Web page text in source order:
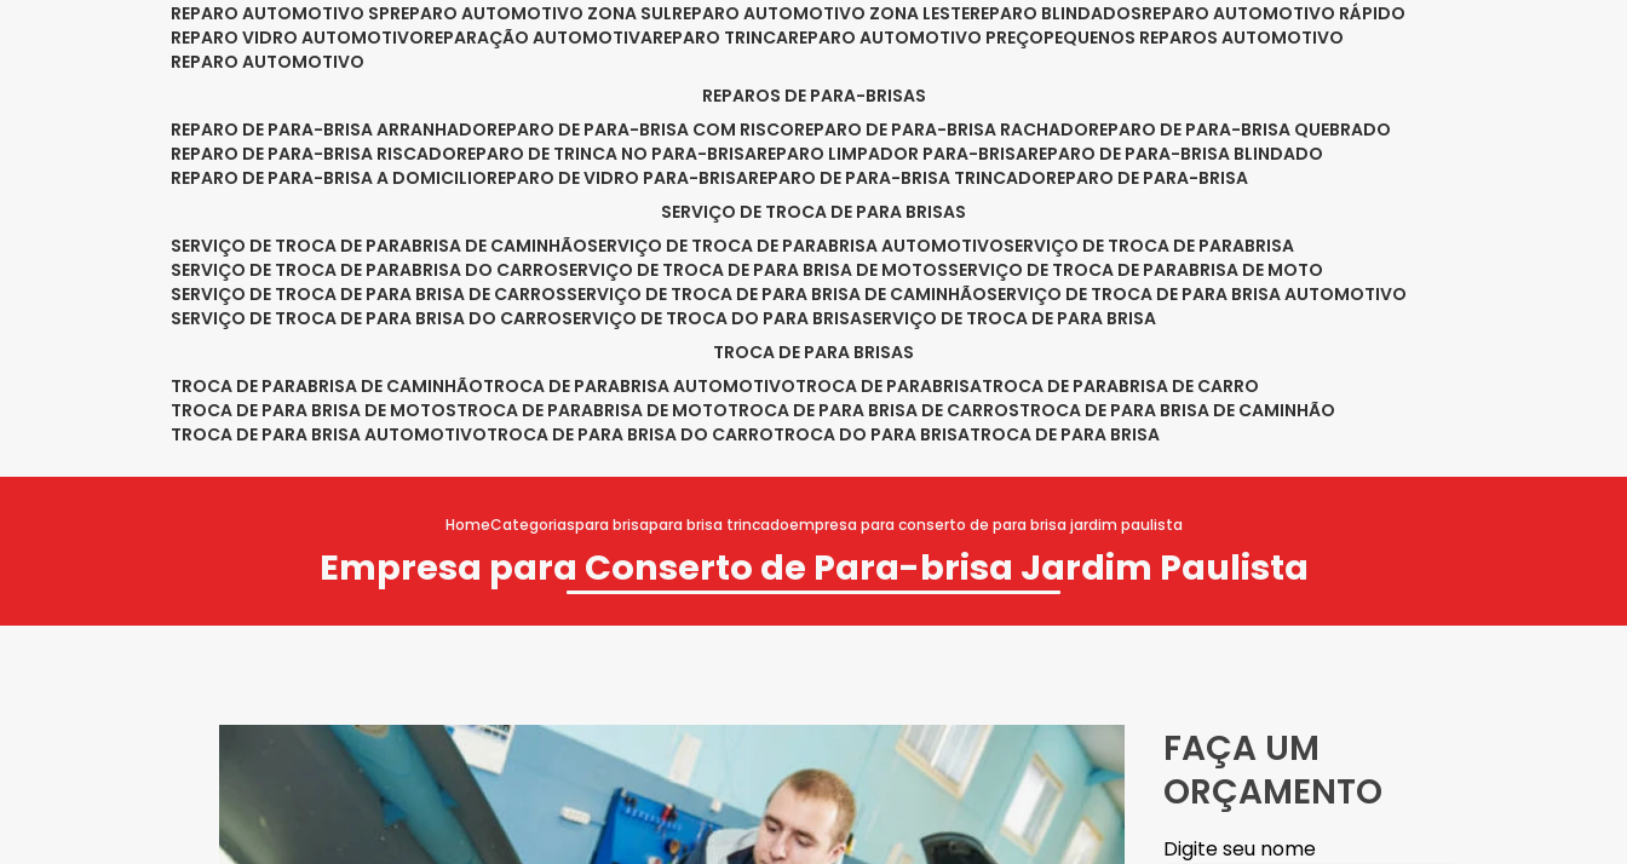
REPARO AUTOMOTIVO SP REPARO AUTOMOTIVO ZONA SUL REPARO AUTOMOTIVO ZONA LESTE REPARO BLINDADOS REPARO AUTOMOTIVO RÁPIDO
REPARO VIDRO AUTOMOTIVO REPARAÇÃO AUTOMOTIVA REPARO TRINCA REPARO AUTOMOTIVO PREÇO PEQUENOS REPAROS AUTOMOTIVO
REPARO AUTOMOTIVO
REPAROS DE PARA-BRISAS
REPARO DE PARA-BRISA ARRANHADO REPARO DE PARA-BRISA COM RISCO REPARO DE PARA-BRISA RACHADO REPARO DE PARA-BRISA QUEBRADO
REPARO DE PARA-BRISA RISCADO REPARO DE TRINCA NO PARA-BRISA REPARO LIMPADOR PARA-BRISA REPARO DE PARA-BRISA BLINDADO
REPARO DE PARA-BRISA A DOMICILIO REPARO DE VIDRO PARA-BRISA REPARO DE PARA-BRISA TRINCADO REPARO DE PARA-BRISA
SERVIÇO DE TROCA DE PARA BRISAS
SERVIÇO DE TROCA DE PARABRISA DE CAMINHÃO SERVIÇO DE TROCA DE PARABRISA AUTOMOTIVO SERVIÇO DE TROCA DE PARABRISA
SERVIÇO DE TROCA DE PARABRISA DO CARRO SERVIÇO DE TROCA DE PARA BRISA DE MOTOS SERVIÇO DE TROCA DE PARABRISA DE MOTO
SERVIÇO DE TROCA DE PARA BRISA DE CARROS SERVIÇO DE TROCA DE PARA BRISA DE CAMINHÃO SERVIÇO DE TROCA DE PARA BRISA AUTOMOTIVO
SERVIÇO DE TROCA DE PARA BRISA DO CARRO SERVIÇO DE TROCA DO PARA BRISA SERVIÇO DE TROCA DE PARA BRISA
TROCA DE PARA BRISAS
TROCA DE PARABRISA DE CAMINHÃO TROCA DE PARABRISA AUTOMOTIVO TROCA DE PARABRISA TROCA DE PARABRISA DE CARRO
TROCA DE PARA BRISA DE MOTOS TROCA DE PARABRISA DE MOTO TROCA DE PARA BRISA DE CARROS TROCA DE PARA BRISA DE CAMINHÃO
TROCA DE PARA BRISA AUTOMOTIVO TROCA DE PARA BRISA DO CARRO TROCA DO PARA BRISA TROCA DE PARA BRISA
HomeCategoriaspara brisapara brisa trincadoempresa para conserto de para brisa jardim paulista
Empresa para Conserto de Para-brisa Jardim Paulista
FAÇA UM
ORÇAMENTO
Digite seu nome